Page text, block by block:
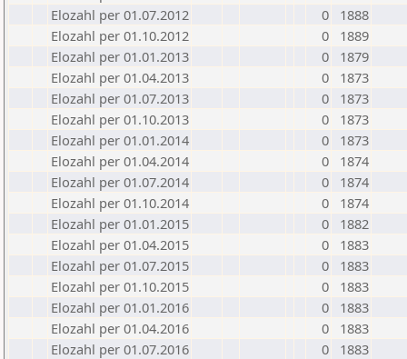
Elozahl per 01.07.2012
0
1888
Elozahl per 01.10.2012
0
1889
Elozahl per 01.01.2013
0
1879
Elozahl per 01.04.2013
0
1873
Elozahl per 01.07.2013
0
1873
Elozahl per 01.10.2013
0
1873
Elozahl per 01.01.2014
0
1873
Elozahl per 01.04.2014
0
1874
Elozahl per 01.07.2014
0
1874
Elozahl per 01.10.2014
0
1874
Elozahl per 01.01.2015
0
1882
Elozahl per 01.04.2015
0
1883
Elozahl per 01.07.2015
0
1883
Elozahl per 01.10.2015
0
1883
Elozahl per 01.01.2016
0
1883
Elozahl per 01.04.2016
0
1883
Elozahl per 01.07.2016
0
1883